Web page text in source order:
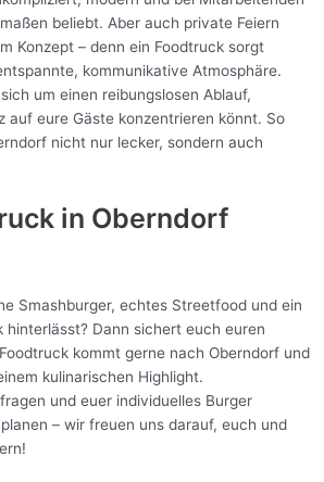
beliebt. Aber auch private Feiern
Konzept – denn ein Foodtruck sorgt
kommunikative Atmosphäre.
um einen reibungslosen Ablauf,
auf eure Gäste konzentrieren könnt. So
nicht nur lecker, sondern auch
in Oberndorf
Smashburger, echtes Streetfood und ein
hinterlässt? Dann sichert euch euren
kommt gerne nach Oberndorf und
kulinarischen Highlight.
und euer individuelles Burger
– wir freuen uns darauf, euch und